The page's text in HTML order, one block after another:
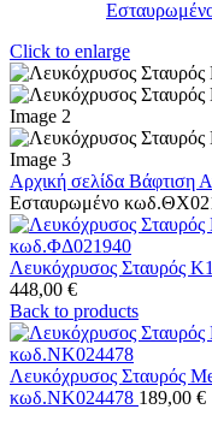
Click to enlarge
Αρχική σελίδα Βάφτιση
Εσταυρωμένο
Λευκόχρυσος Σταυρός
448,00 €
Back to products
Λευκόχρυσος Σταυρός
κωδ.ΝΚ024478 189,00 €